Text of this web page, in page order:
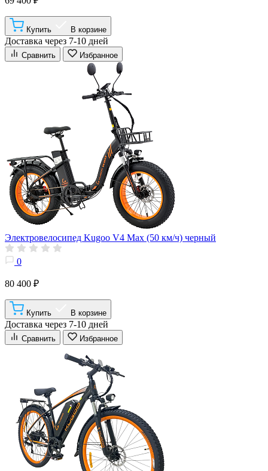
Купить В корзине
Доставка через 7-10 дней
Сравнить Избранное
Электровелосипед Kugoo V4 Max (50 км/ч) черный
0
80 400 ₽
Купить В корзине
Доставка через 7-10 дней
Сравнить Избранное